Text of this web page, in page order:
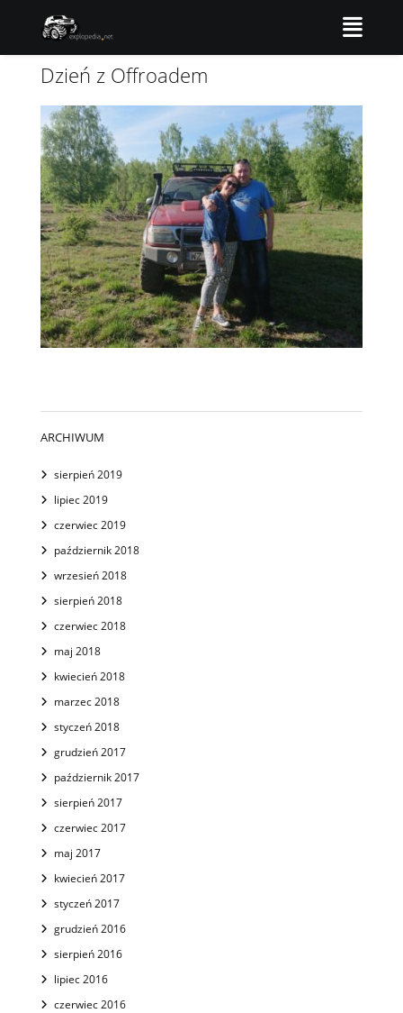
Dzień z Offroadem
ARCHIWUM
sierpień 2019
lipiec 2019
czerwiec 2019
październik 2018
wrzesień 2018
sierpień 2018
czerwiec 2018
maj 2018
kwiecień 2018
marzec 2018
styczeń 2018
grudzień 2017
październik 2017
sierpień 2017
czerwiec 2017
maj 2017
kwiecień 2017
styczeń 2017
grudzień 2016
sierpień 2016
lipiec 2016
czerwiec 2016